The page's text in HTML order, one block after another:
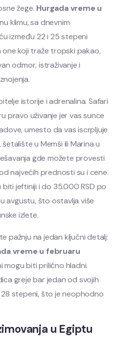
žege. Hurgada vreme u
klimu, sa dnevnim
između 22 i 25 stepeni
one koji traže tropski pakao,
odmor, istraživanje i
istorije i adrenalina. Safari
pravo uživanje jer vas sunce
umesto da vas iscrpljuje
u Memši ili Marina u
gde možete provesti
najvećih prednosti su i cene.
jeftiniji i do 35.000 RSD po
avgustu, što ostavlja više
izlete.
pažnju na jedan ključni detalj:
vreme u februaru
mogu biti prilično hladni.
greje bar jedan od svojih
stepeni, što je neophodno
u Egiptu